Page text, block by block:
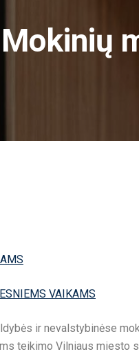
Mokinių
VAIKAMS
ir nevalstybinėse
teikimo Vilniaus